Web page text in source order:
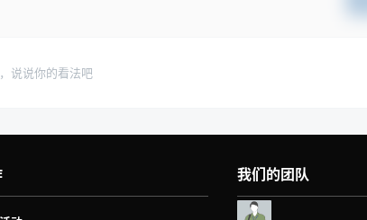
说说你的看法吧
我们的团队